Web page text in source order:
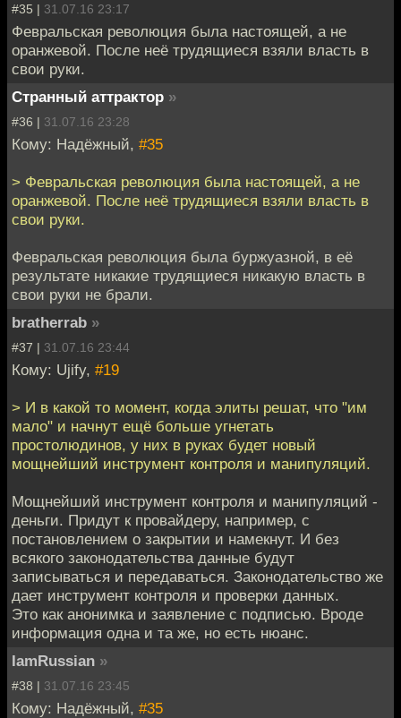
#35 | 31.07.16 23:17
Февральская революция была настоящей, а не
оранжевой. После неё трудящиеся взяли власть в
свои руки.
Странный аттрактор »
#36 | 31.07.16 23:28
Кому: Надёжный, #35
> Февральская революция была настоящей, а не
оранжевой. После неё трудящиеся взяли власть в
свои руки.
Февральская революция была буржуазной, в её
результате никакие трудящиеся никакую власть в
свои руки не брали.
bratherrab »
#37 | 31.07.16 23:44
Кому: Ujify, #19
> И в какой то момент, когда элиты решат, что "им
мало" и начнут ещё больше угнетать
простолюдинов, у них в руках будет новый
мощнейший инструмент контроля и манипуляций.
Мощнейший инструмент контроля и манипуляций -
деньги. Придут к провайдеру, например, с
постановлением о закрытии и намекнут. И без
всякого законодательства данные будут
записываться и передаваться. Законодательство же
дает инструмент контроля и проверки данных.
Это как анонимка и заявление с подписью. Вроде
информация одна и та же, но есть нюанс.
IamRussian »
#38 | 31.07.16 23:45
Кому: Надёжный, #35